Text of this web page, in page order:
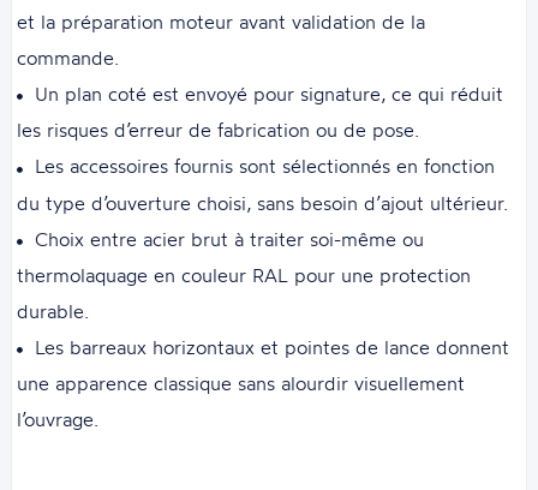
et la préparation moteur avant validation de la
commande.
Un plan coté est envoyé pour signature, ce qui réduit
les risques d’erreur de fabrication ou de pose.
Les accessoires fournis sont sélectionnés en fonction
du type d’ouverture choisi, sans besoin d’ajout ultérieur.
Choix entre acier brut à traiter soi-même ou
thermolaquage en couleur RAL pour une protection
durable.
Les barreaux horizontaux et pointes de lance donnent
une apparence classique sans alourdir visuellement
l’ouvrage.